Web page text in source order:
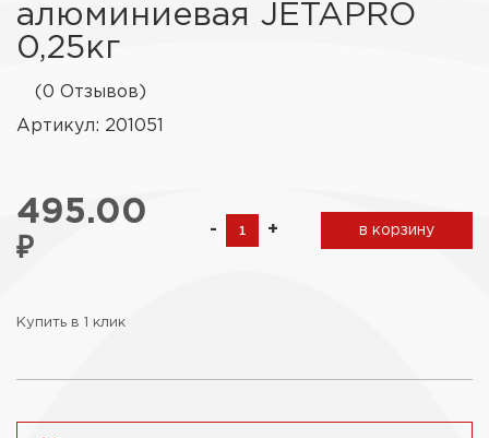
алюминиевая JETAPRO
0,25кг
(0 Отзывов)
Артикул: 201051
495.00
₽
- + в корзину
Купить в 1 клик